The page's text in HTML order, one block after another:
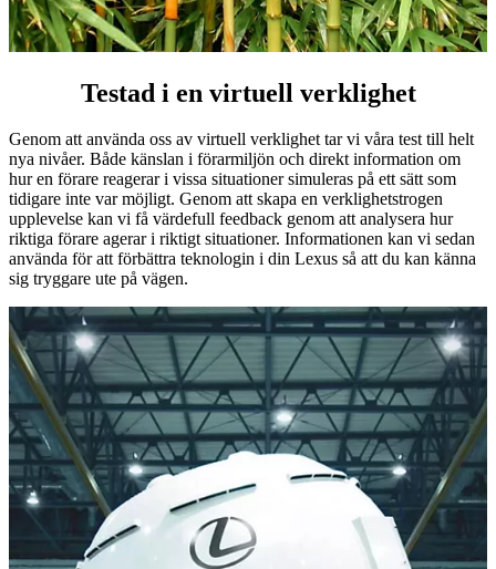
Testad i en virtuell verklighet
Genom att använda oss av virtuell verklighet tar vi våra test till helt
nya nivåer. Både känslan i förarmiljön och direkt information om
hur en förare reagerar i vissa situationer simuleras på ett sätt som
tidigare inte var möjligt. Genom att skapa en verklighetstrogen
upplevelse kan vi få värdefull feedback genom att analysera hur
riktiga förare agerar i riktigt situationer. Informationen kan vi sedan
använda för att förbättra teknologin i din Lexus så att du kan känna
sig tryggare ute på vägen.